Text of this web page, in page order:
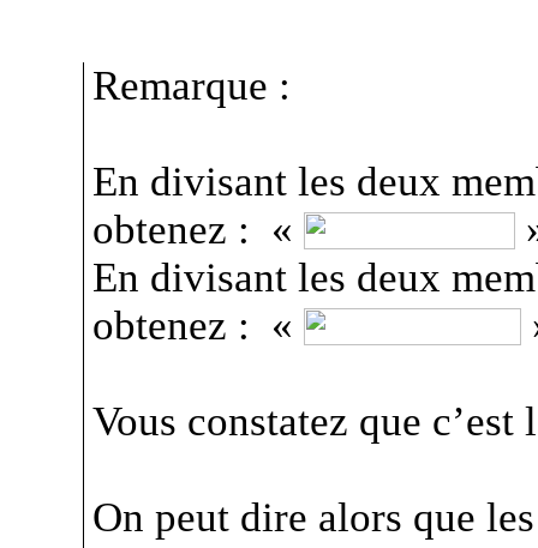
Remarque :
En divisant les deux
obtenez : «
En divisant les deux
obtenez : «
Vous constatez que c’est
On peut dire alors que